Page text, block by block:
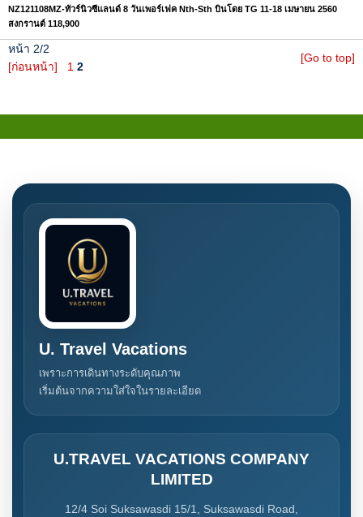
NZ121108MZ-ทัวร์นิวซีแลนด์ 8 วันเพอร์เฟค Nth-Sth บินโดย TG 11-18 เมษายน 2560
สงกรานต์ 118,900
หน้า 2/2
[ก่อนหน้า]
1 2
[Go to top]
U. Travel Vacations
เพราะการเดินทางระดับคุณภาพ
เริ่มต้นจากความใส่ใจในรายละเอียด
U.TRAVEL VACATIONS COMPANY
LIMITED
12/4 Soi Suksawasdi 15/1, Suksawasdi Road,